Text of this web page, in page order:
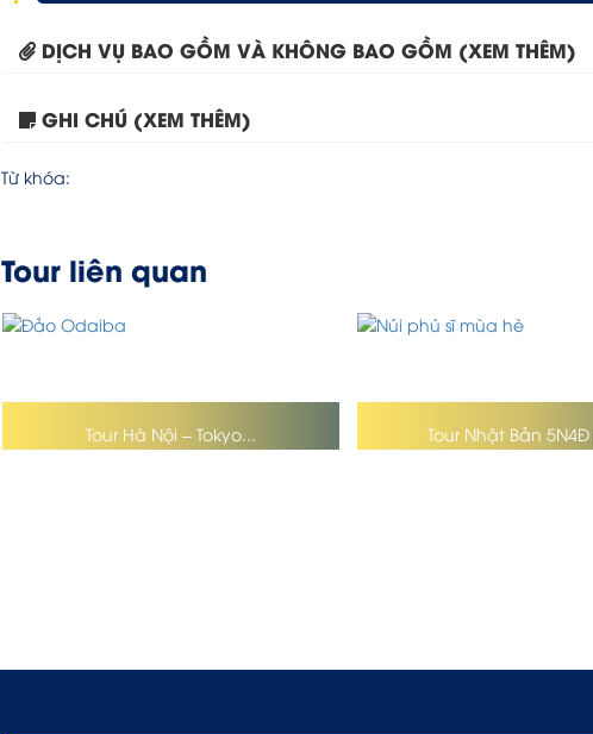
DỊCH VỤ BAO GỒM VÀ KHÔNG BAO GỒM (XEM THÊM)
GHI CHÚ (XEM THÊM)
Từ khóa:
Tour liên quan
Tour Hà Nội – Tokyo... Tour Nhật Bản